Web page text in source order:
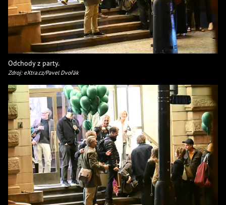
Odchody z party.
Zdroj: eXtra.cz/Pavel Dvořák